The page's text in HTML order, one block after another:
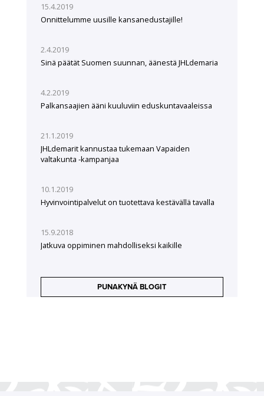
15.4.2019
Onnittelumme uusille kansanedustajille!
2.4.2019
Sinä päätät Suomen suunnan, äänestä JHLdemaria
4.2.2019
Palkansaajien ääni kuuluviin eduskuntavaaleissa
21.1.2019
JHLdemarit kannustaa tukemaan Vapaiden
valtakunta -kampanjaa
10.1.2019
Hyvinvointipalvelut on tuotettava kestävällä tavalla
15.9.2018
Jatkuva oppiminen mahdolliseksi kaikille
PUNAKYNÄ BLOGIT